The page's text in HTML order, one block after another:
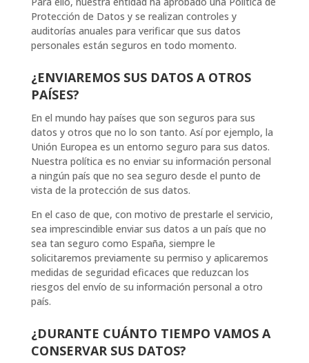
Protección de Datos y se realizan controles y
auditorías anuales para verificar que sus datos
personales están seguros en todo momento.
¿ENVIAREMOS SUS DATOS A OTROS
PAÍSES?
En el mundo hay países que son seguros para sus
datos y otros que no lo son tanto. Así por ejemplo, la
Unión Europea es un entorno seguro para sus datos.
Nuestra política es no enviar su información personal
a ningún país que no sea seguro desde el punto de
vista de la protección de sus datos.
En el caso de que, con motivo de prestarle el servicio,
sea imprescindible enviar sus datos a un país que no
sea tan seguro como España, siempre le
solicitaremos previamente su permiso y aplicaremos
medidas de seguridad eficaces que reduzcan los
riesgos del envío de su información personal a otro
país.
¿DURANTE CUÁNTO TIEMPO VAMOS A
CONSERVAR SUS DATOS?